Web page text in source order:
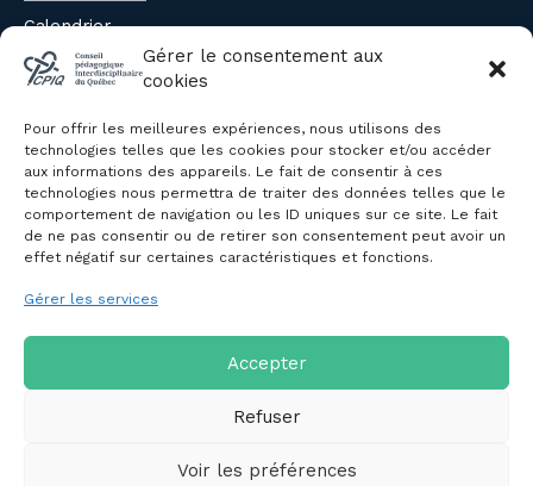
Gérer le consentement aux
cookies
Pour offrir les meilleures expériences, nous utilisons des
technologies telles que les cookies pour stocker et/ou accéder
aux informations des appareils. Le fait de consentir à ces
technologies nous permettra de traiter des données telles que le
comportement de navigation ou les ID uniques sur ce site. Le fait
de ne pas consentir ou de retirer son consentement peut avoir un
effet négatif sur certaines caractéristiques et fonctions.
Gérer les services
Accepter
Refuser
Voir les préférences
Calendrier
Évènements du CPIQ
Revue
Avis et mémoires
Autres publications
NOUS JOINDRE
Politique de confidentialité des
Politique de cookies (CA)